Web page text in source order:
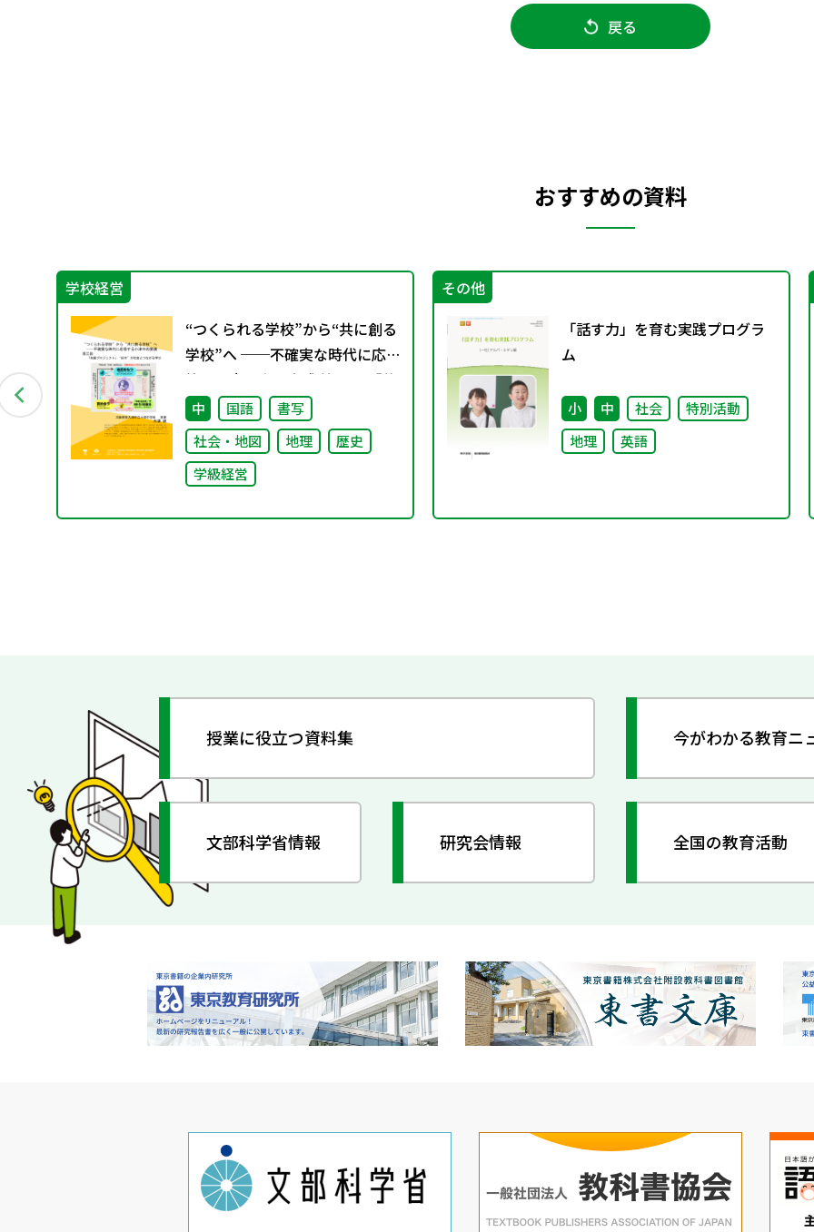
戻る
おすすめの資料
学校経営
“つくられる学校”から“共に創る
学校”へ ──不確実な時代に応
答する小津中の実践 第三回 「共
創プロジェクト」“好き”が社会
とつながる学び
中 国語
書写
社会・地図
地理
歴史
学級経営
その他
「話す力」を育む実践プログラ
ム
小 中 社会
特別活動
地理
英語
授業に役立つ資料集 今がわかる教育ニ
文部科学省情報 研究会情報 全国の教育活動